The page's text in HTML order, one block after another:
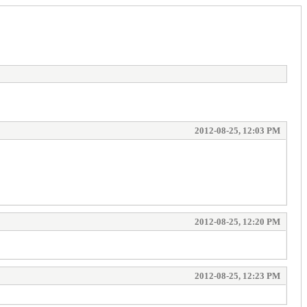
2012-08-25, 12:03 PM
2012-08-25, 12:20 PM
2012-08-25, 12:23 PM